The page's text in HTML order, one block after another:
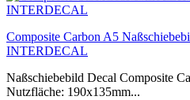
Composite Carbon A5
INTERDECAL
Naßschiebebild Decal Composite
Nutzfläche: 190x135mm...